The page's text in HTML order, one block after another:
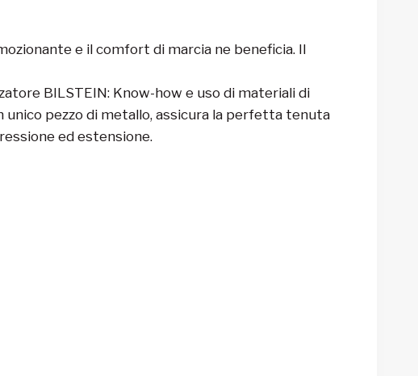
e il comfort di marcia ne beneficia. Il
BILSTEIN: Know-how e uso di materiali di
pezzo di metallo, assicura la perfetta tenuta
ed estensione.